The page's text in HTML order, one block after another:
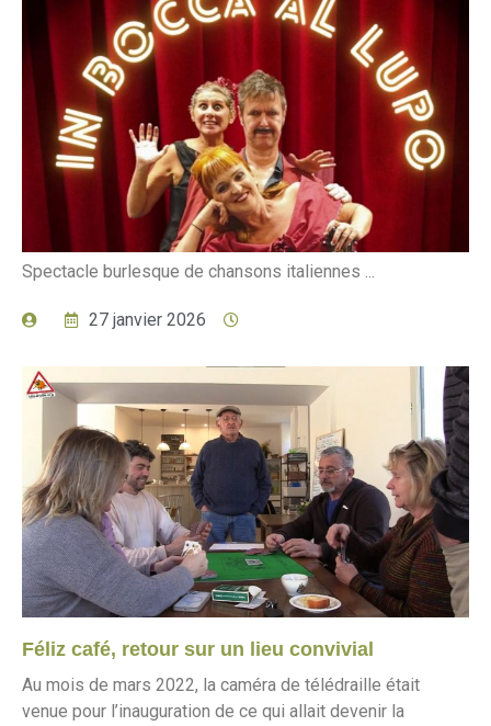
Spectacle burlesque de chansons italiennes ...
27 janvier 2026
Féliz café, retour sur un lieu convivial
Au mois de mars 2022, la caméra de télédraille était
venue pour l’inauguration de ce qui allait devenir la